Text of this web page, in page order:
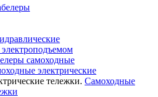
самоходные
электрические
Самоходные